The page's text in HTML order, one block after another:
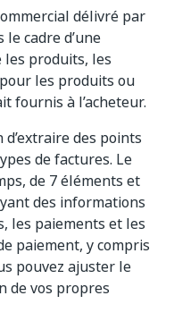
délivré par
cadre d’une
produits, les
les produits ou
fournis à l’acheteur.
des points
de factures. Le
de 7 éléments et
des informations
les paiements et les
paiement, y compris
pouvez ajuster le
de vos propres